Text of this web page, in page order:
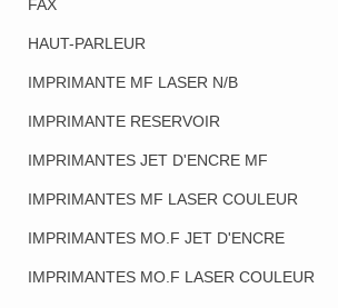
FAX
HAUT-PARLEUR
IMPRIMANTE MF LASER N/B
IMPRIMANTE RESERVOIR
IMPRIMANTES JET D'ENCRE MF
IMPRIMANTES MF LASER COULEUR
IMPRIMANTES MO.F JET D'ENCRE
IMPRIMANTES MO.F LASER COULEUR